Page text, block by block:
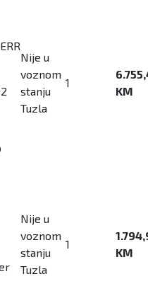
Nije u
voznom
stanju
Tuzla
1
KM
Nije u
voznom
stanju
Tuzla
1
KM